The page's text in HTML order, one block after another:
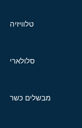
טלוויזיה
סלולארי
מבשלים כשר